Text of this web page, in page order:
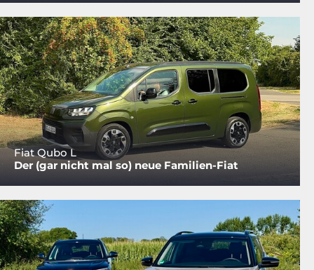
Fiat Qubo L
Der (gar nicht mal so) neue Familien-Fiat